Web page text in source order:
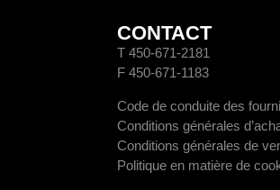
CONTACT
T 450-671-2181
F 450-671-1183
Code de conduite des
Conditions générales
Conditions générales de
Politique en matière de